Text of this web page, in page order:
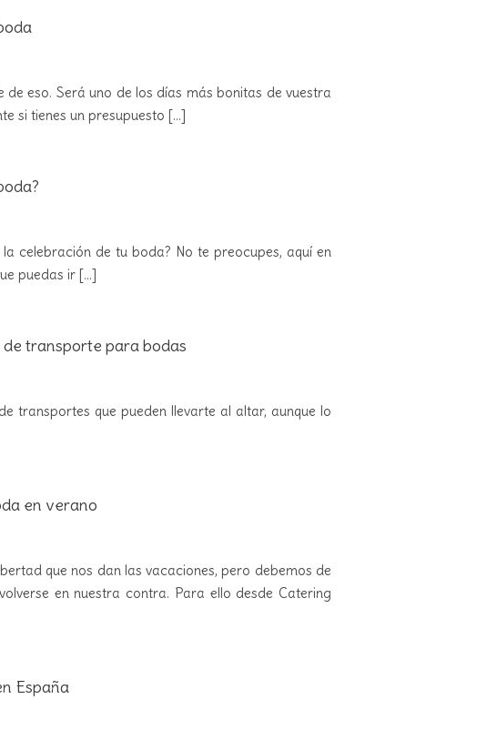
eso. Será uno de los días más bonitas de vuestra
si tienes un presupuesto [...]
celebración de tu boda? No te preocupes, aquí en
puedas ir [...]
transporte para bodas
transportes que pueden llevarte al altar, aunque lo
en verano
que nos dan las vacaciones, pero debemos de
en nuestra contra. Para ello desde Catering
España